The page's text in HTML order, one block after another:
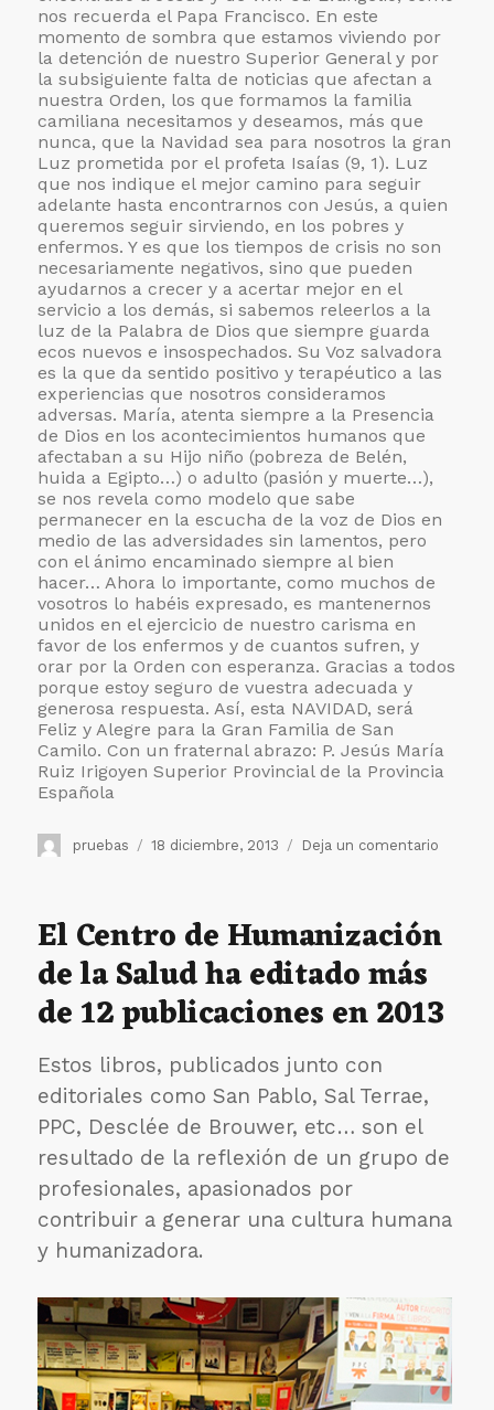
nos recuerda el Papa Francisco. En este
momento de sombra que estamos viviendo por
la detención de nuestro Superior General y por
la subsiguiente falta de noticias que afectan a
nuestra Orden, los que formamos la familia
camiliana necesitamos y deseamos, más que
nunca, que la Navidad sea para nosotros la gran
Luz prometida por el profeta Isaías (9, 1). Luz
que nos indique el mejor camino para seguir
adelante hasta encontrarnos con Jesús, a quien
queremos seguir sirviendo, en los pobres y
enfermos. Y es que los tiempos de crisis no son
necesariamente negativos, sino que pueden
ayudarnos a crecer y a acertar mejor en el
servicio a los demás, si sabemos releerlos a la
luz de la Palabra de Dios que siempre guarda
ecos nuevos e insospechados. Su Voz salvadora
es la que da sentido positivo y terapéutico a las
experiencias que nosotros consideramos
adversas. María, atenta siempre a la Presencia
de Dios en los acontecimientos humanos que
afectaban a su Hijo niño (pobreza de Belén,
huida a Egipto…) o adulto (pasión y muerte…),
se nos revela como modelo que sabe
permanecer en la escucha de la voz de Dios en
medio de las adversidades sin lamentos, pero
con el ánimo encaminado siempre al bien
hacer… Ahora lo importante, como muchos de
vosotros lo habéis expresado, es mantenernos
unidos en el ejercicio de nuestro carisma en
favor de los enfermos y de cuantos sufren, y
orar por la Orden con esperanza. Gracias a todos
porque estoy seguro de vuestra adecuada y
generosa respuesta. Así, esta NAVIDAD, será
Feliz y Alegre para la Gran Familia de San
Camilo. Con un fraternal abrazo: P. Jesús María
Ruiz Irigoyen Superior Provincial de la Provincia
Española
Autor
pruebas
Publicado
18 diciembre, 2013 Deja un comentario
a
Gran
El Centro de Humanización
de la Salud ha editado más
de 12 publicaciones en 2013
Estos libros, publicados junto con
editoriales como San Pablo, Sal Terrae,
PPC, Desclée de Brouwer, etc… son el
resultado de la reflexión de un grupo de
profesionales, apasionados por
contribuir a generar una cultura humana
y humanizadora.